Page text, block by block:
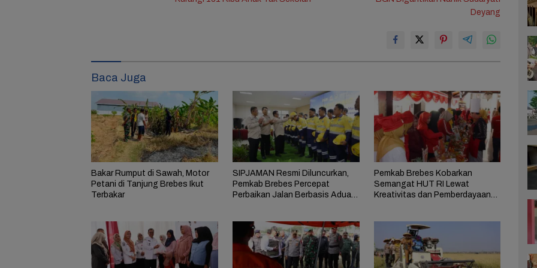
Deyang
Baca Juga
Bakar Rumput di Sawah, Motor
Petani di Tanjung Brebes Ikut
Terbakar
SIPJAMAN Resmi Diluncurkan,
Pemkab Brebes Percepat
Perbaikan Jalan Berbasis Aduan
Pemkab Brebes Kobarkan
Semangat HUT RI Lewat
Kreativitas dan Pemberdayaan